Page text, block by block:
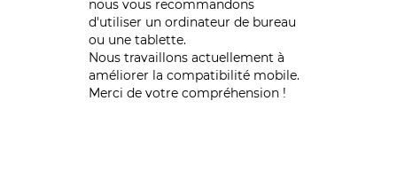
nous vous recommandons
d'utiliser un ordinateur de bureau
ou une tablette.
Nous travaillons actuellement à
améliorer la compatibilité mobile.
Merci de votre compréhension !